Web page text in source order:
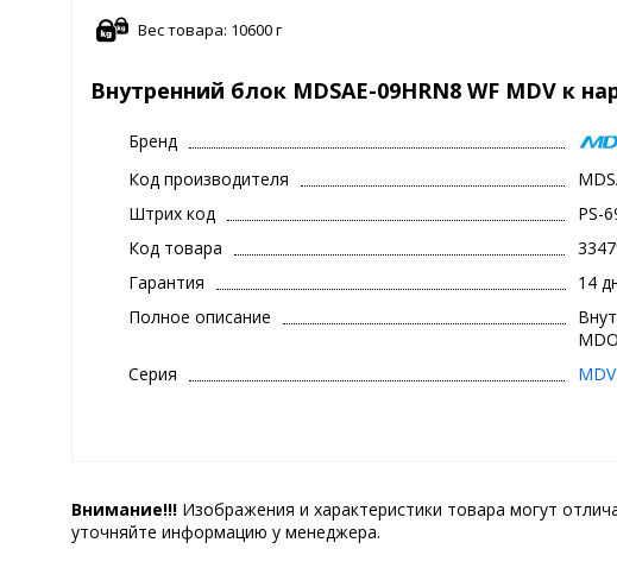
Вес товара: 10600 г
Внутренний блок MDSAE-09HRN8 WF MDV к
Бренд
Код производителя
Штрих код
PS-
Код товара
Гарантия
14
Полное описание
Серия
Внимание!!! Изображения и характеристики товара могут
уточняйте информацию у менеджера.